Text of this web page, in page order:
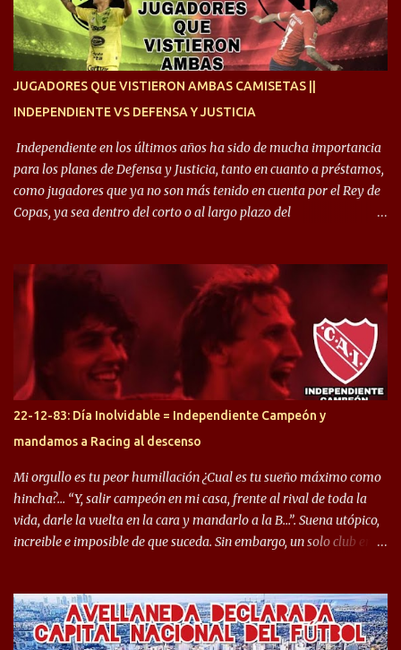
hincha”. 🎙️“El equipo hizo un gran trabajo, quedó demostrado en el
resultado. Es nuestro segundo partido, en la pretemporada nos
enfocamos en la preparación física. El grupo está encontrando la
JUGADORES QUE VISTIERON AMBAS CAMISETAS ||
INDEPENDIENTE VS DEFENSA Y JUSTICIA
Independiente en los últimos años ha sido de mucha importancia
para los planes de Defensa y Justicia, tanto en cuanto a préstamos,
como jugadores que ya no son más tenido en cuenta por el Rey de
Copas, ya sea dentro del corto o al largo plazo del
Halcón de Varela, como lo es Brian Romero, quien paso a
préstamo allí durante el último mercado de pases y ha rendido de
gran manera, convirtiendo goles importantes, sobre todo en la
copa sudamericana. Pero no sucedió lo mismo en cuanto al
rendimiento que ha producido en el Rojo. Pasando a jugadores que
jugaron en Defensa y ahora están en el rojo, tenemos a la dupla
Gastón Togni y Domingo Blanco, donde ambos explotaron
futbolísticamente hablando en el equipo de Varela, donde, por
ejemplo, el caso de Mingo llego a ser tenido en cuenta para el
Seleccionado Argentino, rendimiento que aún no ha logrado
mostrar en Independiente. En e...
22-12-83: Día Inolvidable = Independiente Campeón y
mandamos a Racing al descenso
Mi orgullo es tu peor humillación ¿Cual es tu sueño máximo como
hincha?… “Y, salir campeón en mi casa, frente al rival de toda la
vida, darle la vuelta en la cara y mandarlo a la B…”. Suena utópico,
increible e imposible de que suceda. Sin embargo, un solo club en el
campeonato del '83 año consagratorio para el Rojo y, por el otro, el
haber mandado al descenso a su eterno rival. 22 de diciembre de